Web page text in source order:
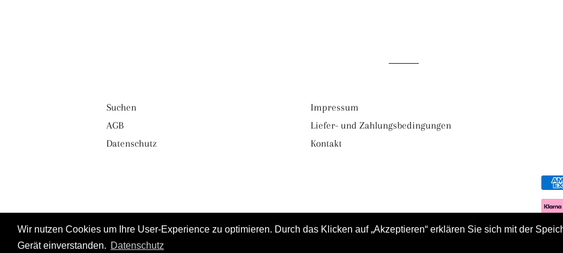
Wir nutzen Cookies um Ihre User-Experience zu optimieren. Durch das Klicken auf „Akzeptieren“ erklären Sie sich mit der
Gerät einverstanden. Datenschutz
Suchen
AGB
Datenschutz
Impressum
Liefer- und Zahlungsbedingungen
Kontakt